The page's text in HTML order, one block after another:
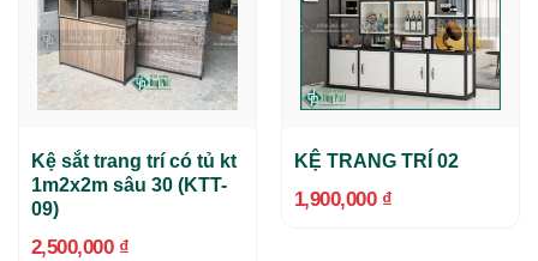
Kệ sắt trang trí có tủ kt
1m2x2m sâu 30 (KTT-
09)
2,500,000 ₫
KỆ TRANG TRÍ 02
1,900,000 ₫